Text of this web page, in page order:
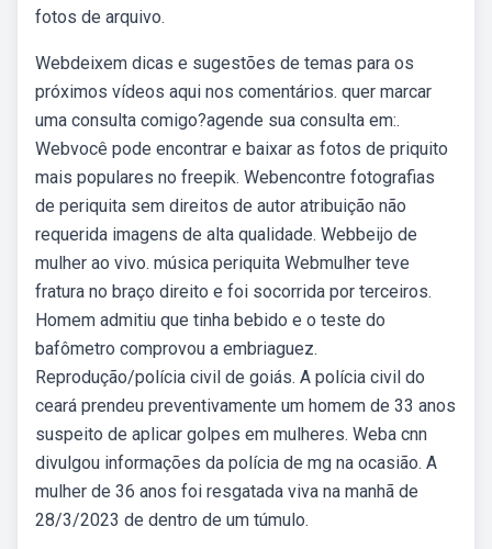
fotos de arquivo.
Webdeixem dicas e sugestões de temas para os
próximos vídeos aqui nos comentários. quer marcar
uma consulta comigo?agende sua consulta em:.
Webvocê pode encontrar e baixar as fotos de priquito
mais populares no freepik. Webencontre fotografias
de periquita sem direitos de autor atribuição não
requerida imagens de alta qualidade. Webbeijo de
mulher ao vivo. música periquita Webmulher teve
fratura no braço direito e foi socorrida por terceiros.
Homem admitiu que tinha bebido e o teste do
bafômetro comprovou a embriaguez.
Reprodução/polícia civil de goiás. A polícia civil do
ceará prendeu preventivamente um homem de 33 anos
suspeito de aplicar golpes em mulheres. Weba cnn
divulgou informações da polícia de mg na ocasião. A
mulher de 36 anos foi resgatada viva na manhã de
28/3/2023 de dentro de um túmulo.